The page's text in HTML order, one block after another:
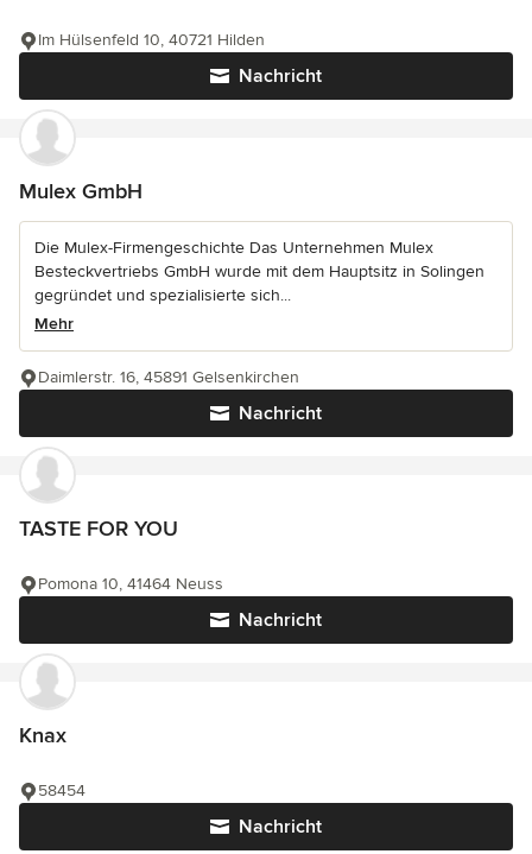
Nachricht
Im Hülsenfeld 10, 40721 Hilden
Mulex GmbH
Die Mulex-Firmengeschichte Das Unternehmen Mulex
Besteckvertriebs GmbH wurde mit dem Hauptsitz in Solingen
gegründet und spezialisierte sich...
Mehr
Nachricht
Daimlerstr. 16, 45891 Gelsenkirchen
TASTE FOR YOU
Nachricht
Pomona 10, 41464 Neuss
Knax
Nachricht
58454